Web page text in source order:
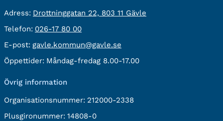
Adress: besöksadress:
Drottninggatan 22, 803 11 Gävle
Telefon: Telefon:
026-17 80 00
E-post: E-
post:
gavle.kommun@gavle.se
Öppettider: Måndag-fredag 8.00-17.00
Övrig information
Organisationsnummer: 212000-2338
Plusgironummer: 14808-0